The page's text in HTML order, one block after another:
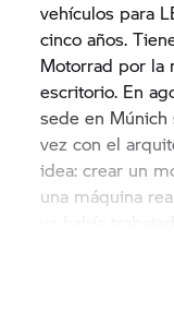
vehículos para
cinco años.
Motorrad por la
escritorio. En
sede en
vez con el
idea: crear un
una máquina
ya había
Creator. Estos